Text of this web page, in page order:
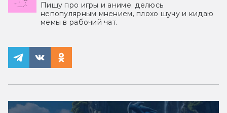
Пишу про игры и аниме, делюсь
непопулярным мнением, плохо шучу и кидаю
мемы в рабочий чат.